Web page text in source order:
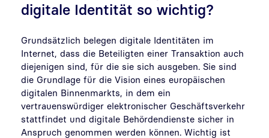
digitale Identität so wichtig?
Grundsätzlich belegen digitale Identitäten im
Internet, dass die Beteiligten einer Transaktion auch
diejenigen sind, für die sie sich ausgeben. Sie sind
die Grundlage für die Vision eines europäischen
digitalen Binnenmarkts, in dem ein
vertrauenswürdiger elektronischer Geschäftsverkehr
stattfindet und digitale Behördendienste sicher in
Anspruch genommen werden können. Wichtig ist